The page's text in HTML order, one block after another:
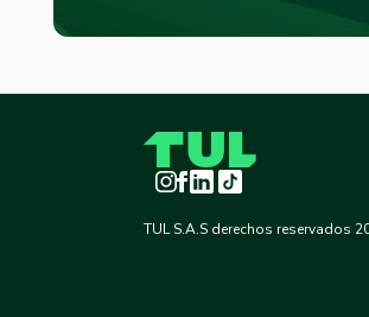
Instagram
Facebook
LinkedInTikTok
TUL S.A.S derechos reservados